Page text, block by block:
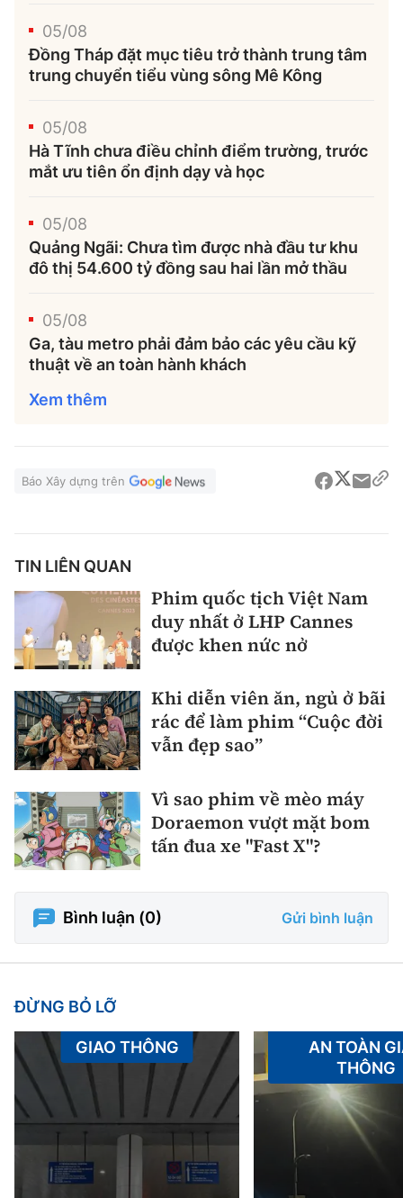
05/08
Đồng Tháp đặt mục tiêu trở thành trung tâm
trung chuyển tiểu vùng sông Mê Kông
05/08
Hà Tĩnh chưa điều chỉnh điểm trường, trước
mắt ưu tiên ổn định dạy và học
05/08
Quảng Ngãi: Chưa tìm được nhà đầu tư khu
đô thị 54.600 tỷ đồng sau hai lần mở thầu
05/08
Ga, tàu metro phải đảm bảo các yêu cầu kỹ
thuật về an toàn hành khách
Xem thêm
Báo Xây dựng trên
TIN LIÊN QUAN
Phim quốc tịch Việt Nam
duy nhất ở LHP Cannes
được khen nức nở
Khi diễn viên ăn, ngủ ở bãi
rác để làm phim “Cuộc đời
vẫn đẹp sao”
Vì sao phim về mèo máy
Doraemon vượt mặt bom
tấn đua xe "Fast X"?
Bình luận (0) Gửi bình luận
ĐỪNG BỎ LỠ
GIAO THÔNG
AN TOÀN
THÔNG